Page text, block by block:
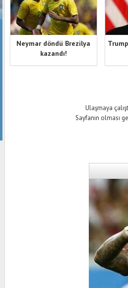
Neymar döndü Brezilya
kazandı!
Ulaşmaya
Sayfanın olması